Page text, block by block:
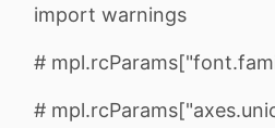
import warnings
#
#